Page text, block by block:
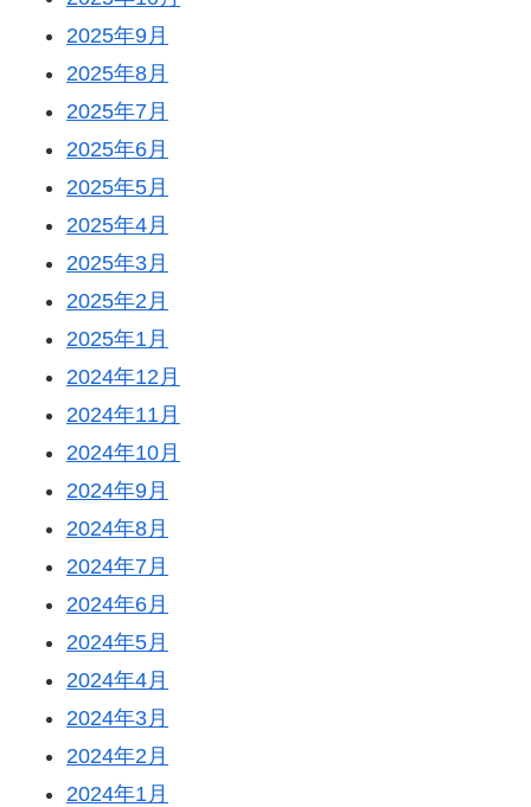
2025年9月
2025年8月
2025年7月
2025年6月
2025年5月
2025年4月
2025年3月
2025年2月
2025年1月
2024年12月
2024年11月
2024年10月
2024年9月
2024年8月
2024年7月
2024年6月
2024年5月
2024年4月
2024年3月
2024年2月
2024年1月